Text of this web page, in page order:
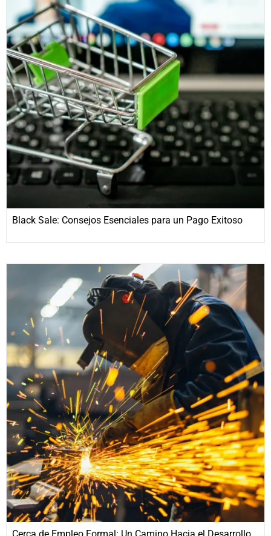
Black Sale: Consejos Esenciales para un Pago Exitoso